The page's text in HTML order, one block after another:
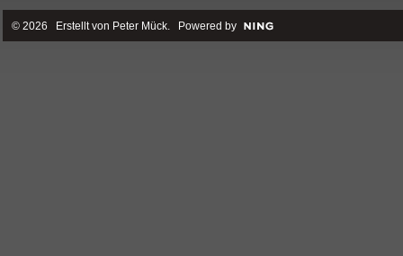
© 2026 Erstellt von Peter Mück. Powered by